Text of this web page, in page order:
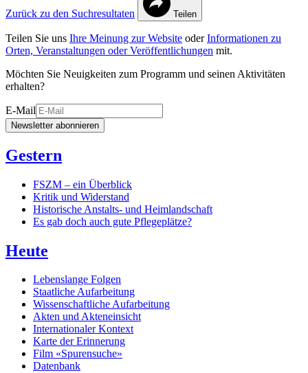
Zurück zu den Suchresultaten Teilen
Teilen Sie uns Ihre Meinung zur Website oderInformationen zu
Orten, Veranstaltungen oder Veröffentlichungen mit.
Möchten Sie Neuigkeiten zum Programm und seinen Aktivitäten
erhalten?
E-Mail
Newsletter abonnieren
Gestern
FSZM – ein Überblick
Kritik und Widerstand
Historische Anstalts- und Heimlandschaft
Es gab doch auch gute Pflegeplätze?
Heute
Lebenslange Folgen
Staatliche Aufarbeitung
Wissenschaftliche Aufarbeitung
Akten und Akteneinsicht
Internationaler Kontext
Karte der Erinnerung
Film «Spurensuche»
Datenbank